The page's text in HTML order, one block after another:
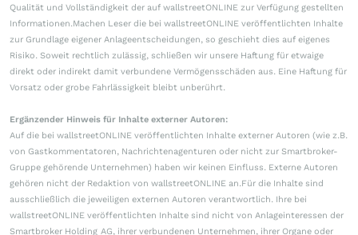
Qualität und Vollständigkeit der auf wallstreetONLINE zur Verfügung gestellten
Informationen.Machen Leser die bei wallstreetONLINE veröffentlichten Inhalte
zur Grundlage eigener Anlageentscheidungen, so geschieht dies auf eigenes
Risiko. Soweit rechtlich zulässig, schließen wir unsere Haftung für etwaige
direkt oder indirekt damit verbundene Vermögensschäden aus. Eine Haftung für
Vorsatz oder grobe Fahrlässigkeit bleibt unberührt.
Ergänzender Hinweis für Inhalte externer Autoren:
Auf die bei wallstreetONLINE veröffentlichten Inhalte externer Autoren (wie z.B.
von Gastkommentatoren, Nachrichtenagenturen oder nicht zur Smartbroker-
Gruppe gehörende Unternehmen) haben wir keinen Einfluss. Externe Autoren
gehören nicht der Redaktion von wallstreetONLINE an.Für die Inhalte sind
ausschließlich die jeweiligen externen Autoren verantwortlich. Ihre bei
wallstreetONLINE veröffentlichten Inhalte sind nicht von Anlageinteressen der
Smartbroker Holding AG, ihrer verbundenen Unternehmen, ihrer Organe oder